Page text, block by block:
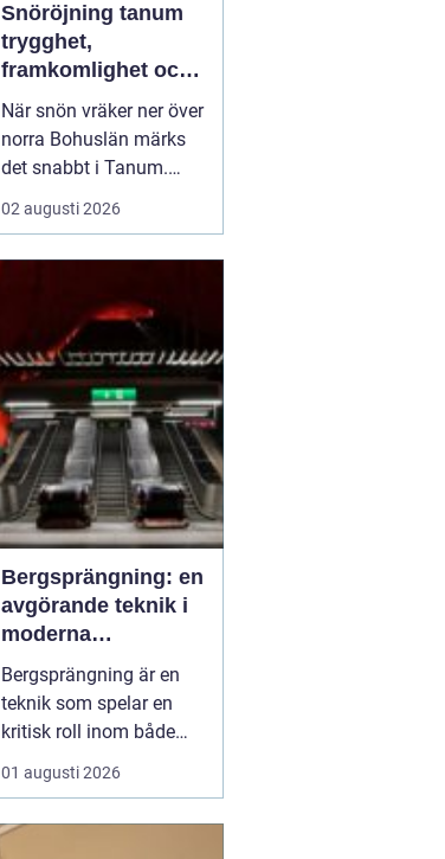
Snöröjning tanum
trygghet,
framkomlighet och
mindre stress i
vintern
När snön vräker ner över
norra Bohuslän märks
det snabbt i Tanum.
Vägarna blir smalare,
parkeringar fylls igen
privatpersoner,
bostadsrättsföreningar
och företag kan snön bli
en säkerhetsrisk och en
...
02 augusti 2026
Bergsprängning: en
avgörande teknik i
moderna
byggprojekt
Bergsprängning är en
teknik som spelar en
kritisk roll inom både
byggnads- och
infrastrukturutveckling.
01 augusti 2026